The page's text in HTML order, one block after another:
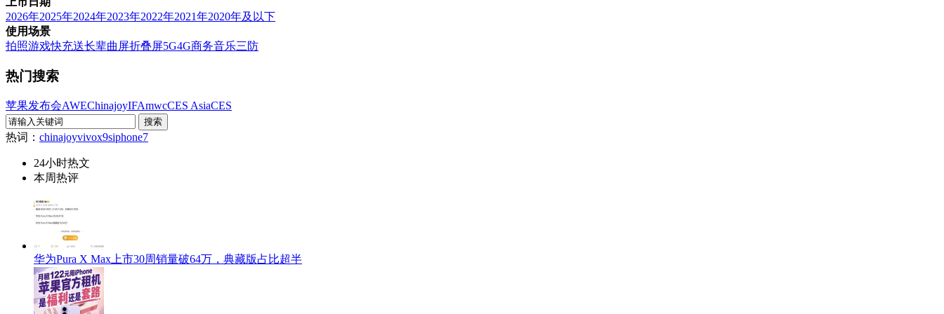
2026年2025年2024年2023年2022年2021年2020年及以下
使用场景
拍照游戏快充送长辈曲屏折叠屏5G4G商务音乐三防
热门搜索
苹果发布会AWEChinajoyIFAmwcCES AsiaCES
热词： chinajoyvivox9siphone7
24小时热文
本周热评
华为Pura X Max上市30周销量破64万，典藏版占比超半